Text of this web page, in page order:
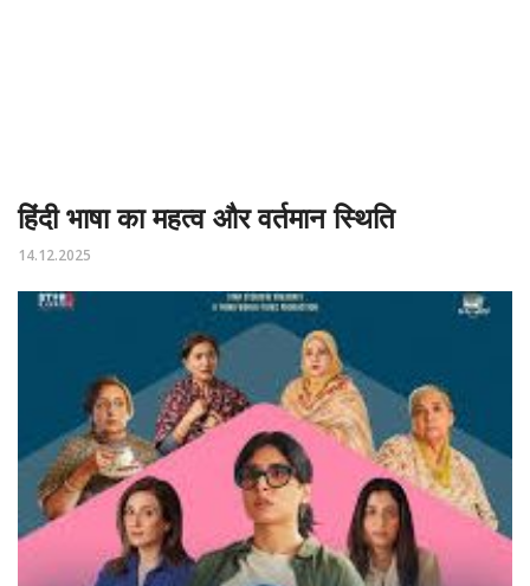
हिंदी भाषा का महत्व और वर्तमान स्थिति
14.12.2025